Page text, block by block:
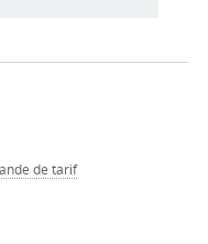
de tarif